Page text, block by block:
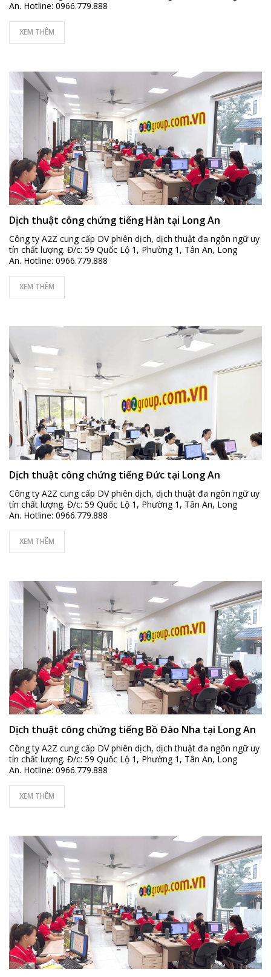
An. Hotline: 0966.779.888
XEM THÊM
Dịch thuật công chứng tiếng Hàn tại Long An
Công ty A2Z cung cấp DV phiên dịch, dịch thuật đa ngôn ngữ uy
tín chất lượng. Đ/c: 59 Quốc Lộ 1, Phường 1, Tân An, Long
An. Hotline: 0966.779.888
XEM THÊM
Dịch thuật công chứng tiếng Đức tại Long An
Công ty A2Z cung cấp DV phiên dịch, dịch thuật đa ngôn ngữ uy
tín chất lượng. Đ/c: 59 Quốc Lộ 1, Phường 1, Tân An, Long
An. Hotline: 0966.779.888
XEM THÊM
Dịch thuật công chứng tiếng Bồ Đào Nha tại Long An
Công ty A2Z cung cấp DV phiên dịch, dịch thuật đa ngôn ngữ uy
tín chất lượng. Đ/c: 59 Quốc Lộ 1, Phường 1, Tân An, Long
An. Hotline: 0966.779.888
XEM THÊM